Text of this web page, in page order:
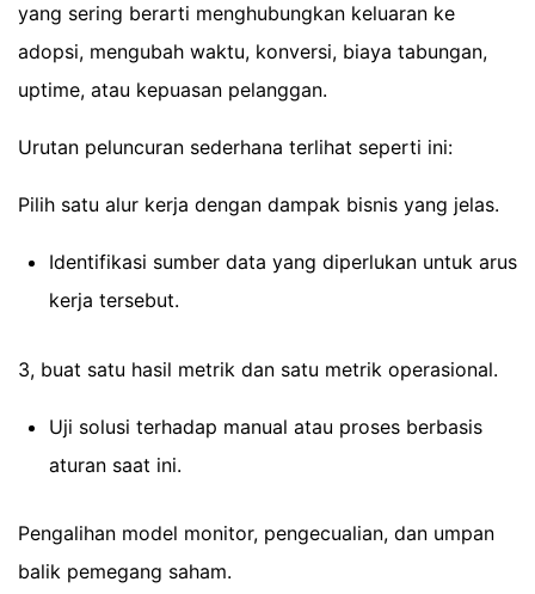
yang sering berarti menghubungkan keluaran ke
adopsi, mengubah waktu, konversi, biaya tabungan,
uptime, atau kepuasan pelanggan.
Urutan peluncuran sederhana terlihat seperti ini:
Pilih satu alur kerja dengan dampak bisnis yang jelas.
Identifikasi sumber data yang diperlukan untuk arus
kerja tersebut.
3, buat satu hasil metrik dan satu metrik operasional.
Uji solusi terhadap manual atau proses berbasis
aturan saat ini.
Pengalihan model monitor, pengecualian, dan umpan
balik pemegang saham.